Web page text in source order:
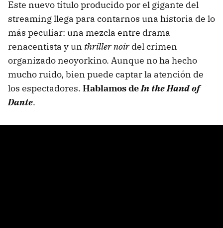
Este nuevo título producido por el gigante del
streaming llega para contarnos una historia de lo
más peculiar: una mezcla entre drama
renacentista y un thriller noirdel crimen
organizado neoyorkino. Aunque no ha hecho
mucho ruido, bien puede captar la atención de
los espectadores. Hablamos deIn the Hand of
Dante.